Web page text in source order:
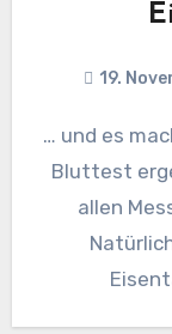
19.
… und es
Bluttest
allen